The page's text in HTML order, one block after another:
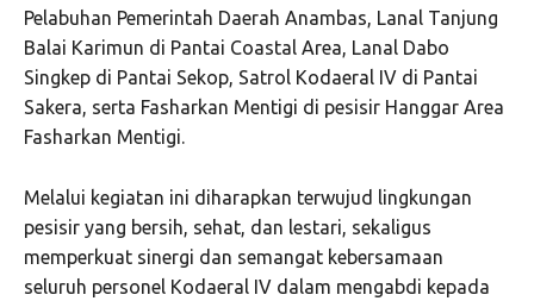
Pelabuhan Pemerintah Daerah Anambas, Lanal Tanjung
Balai Karimun di Pantai Coastal Area, Lanal Dabo
Singkep di Pantai Sekop, Satrol Kodaeral IV di Pantai
Sakera, serta Fasharkan Mentigi di pesisir Hanggar Area
Fasharkan Mentigi.
Melalui kegiatan ini diharapkan terwujud lingkungan
pesisir yang bersih, sehat, dan lestari, sekaligus
memperkuat sinergi dan semangat kebersamaan
seluruh personel Kodaeral IV dalam mengabdi kepada